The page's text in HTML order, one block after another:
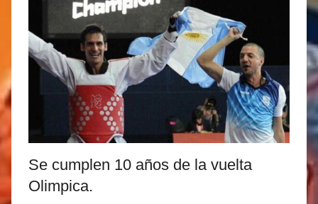
Se cumplen 10 años de la vuelta
Olimpica.